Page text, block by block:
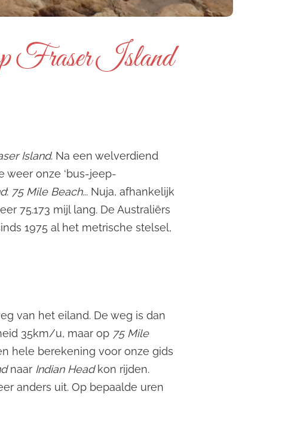
op Fraser Island
Island. Na een welverdiend
weer onze ‘bus-jeep-
: 75 Mile Beach... Nuja, afhankelijk
75.173 mijl lang. De Australiërs
1975 al het metrische stelsel,
van het eiland. De weg is dan
35km/u, maar op 75 Mile
hele berekening voor onze gids
naar Indian Head kon rijden.
anders uit. Op bepaalde uren